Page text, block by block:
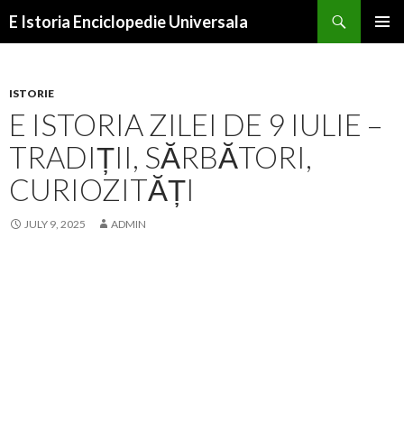
E Istoria Enciclopedie Universala
ISTORIE
E ISTORIA ZILEI DE 9 IULIE –
TRADIȚII, SĂRBĂTORI,
CURIOZITĂȚI
JULY 9, 2025 ADMIN